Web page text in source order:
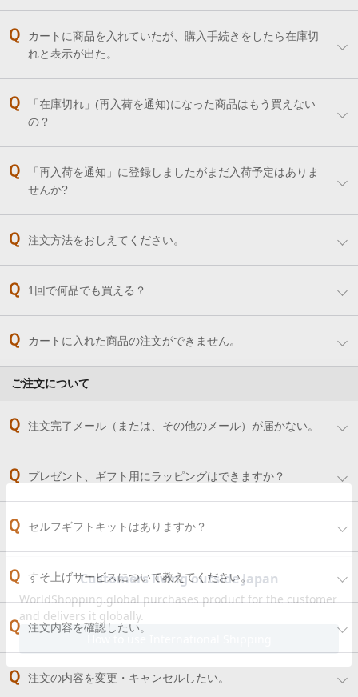
カートに商品を入れていたが、購入手続きをしたら在庫切
れと表示が出た。
「在庫切れ」(再入荷を通知)になった商品はもう買えない
の？
「再入荷を通知」に登録しましたがまだ入荷予定はありま
せんか?
注文方法をおしえてください。
1回で何品でも買える？
カートに入れた商品の注文ができません。
ご注文について
注文完了メール（または、その他のメール）が届かない。
プレゼント、ギフト用にラッピングはできますか？
セルフギフトキットはありますか？
すそ上げサービスについて教えてください。
注文内容を確認したい。
注文の内容を変更・キャンセルしたい。